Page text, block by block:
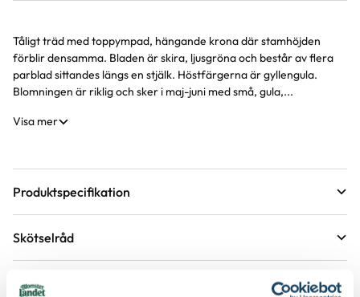
Produktinformation
Tåligt träd med toppympad, hängande krona där stamhöjden
förblir densamma. Bladen är skira, ljusgröna och består av flera
parblad sittandes längs en stjälk. Höstfärgerna är gyllengula.
Blomningen är riklig och sker i maj-juni med små, gula,...
Visa mer
Produktspecifikation
Krukstorlek
Hur vi mäter leveranshöjd på växter
Skötselråd
Etableringsråd - så får du en lyckad plantering och